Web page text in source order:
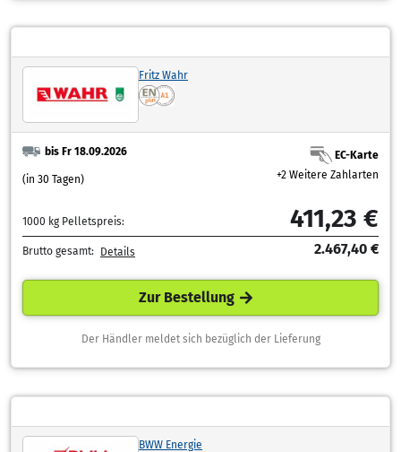
Fritz Wahr
bis Fr 18.09.2026
(in 30 Tagen)
EC-Karte
+2 Weitere Zahlarten
1000 kg Pelletspreis: 411,23 €
Brutto gesamt: Details 2.467,40 €
Zur Bestellung
Der Händler meldet sich bezüglich der Lieferung
BWW Energie